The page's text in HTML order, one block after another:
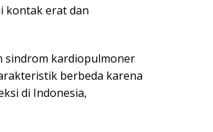
kontak erat dan
sindrom kardiopulmoner
berbeda karena
di Indonesia,